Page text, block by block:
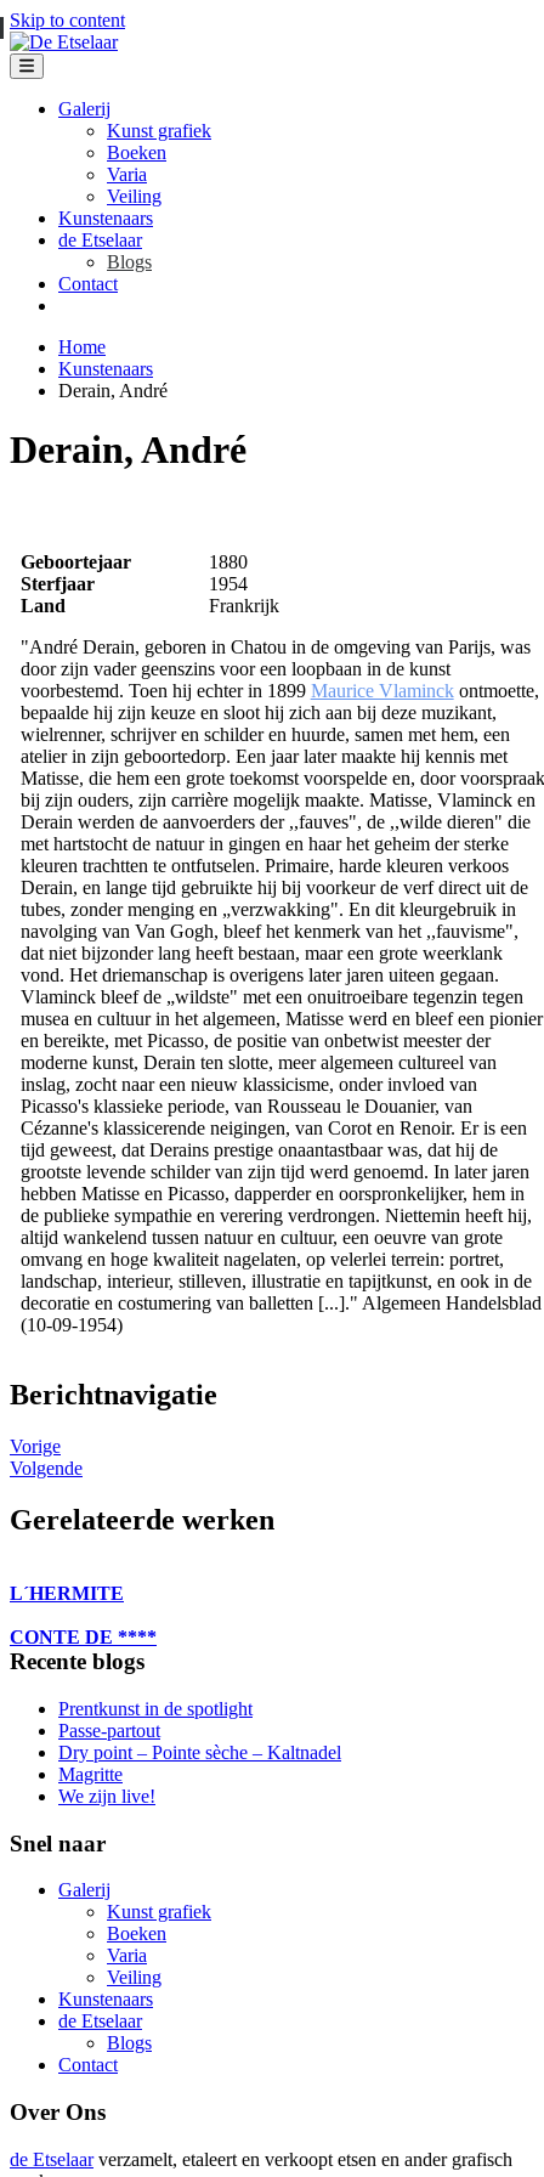
Skip to content
Galerij
Kunst grafiek
Boeken
Varia
Veiling
Kunstenaars
de Etselaar
Blogs
Contact
Home
Kunstenaars
Derain, André
Derain, André
Geboortejaar
1880
Sterfjaar
1954
Land
Frankrijk
"André Derain, geboren in Chatou in de omgeving van Parijs, was
door zijn vader geenszins voor een loopbaan in de kunst
voorbestemd. Toen hij echter in 1899 Maurice Vlaminckontmoette,
bepaalde hij zijn keuze en sloot hij zich aan bij deze muzikant,
wielrenner, schrijver en schilder en huurde, samen met hem, een
atelier in zijn geboortedorp. Een jaar later maakte hij kennis met
Matisse, die hem een grote toekomst voorspelde en, door voorspraak
bij zijn ouders, zijn carrière mogelijk maakte. Matisse, Vlaminck en
Derain werden de aanvoerders der ,,fauves", de ,,wilde dieren" die
met hartstocht de natuur in gingen en haar het geheim der sterke
kleuren trachtten te ontfutselen. Primaire, harde kleuren verkoos
Derain, en lange tijd gebruikte hij bij voorkeur de verf direct uit de
tubes, zonder menging en „verzwakking". En dit kleurgebruik in
navolging van Van Gogh, bleef het kenmerk van het ,,fauvisme",
dat niet bijzonder lang heeft bestaan, maar een grote weerklank
vond. Het driemanschap is overigens later jaren uiteen gegaan.
Vlaminck bleef de „wildste" met een onuitroeibare tegenzin tegen
musea en cultuur in het algemeen, Matisse werd en bleef een pionier
en bereikte, met Picasso, de positie van onbetwist meester der
moderne kunst, Derain ten slotte, meer algemeen cultureel van
inslag, zocht naar een nieuw klassicisme, onder invloed van
Picasso's klassieke periode, van Rousseau le Douanier, van
Cézanne's klassicerende neigingen, van Corot en Renoir. Er is een
tijd geweest, dat Derains prestige onaantastbaar was, dat hij de
grootste levende schilder van zijn tijd werd genoemd. In later jaren
hebben Matisse en Picasso, dapperder en oorspronkelijker, hem in
de publieke sympathie en verering verdrongen. Niettemin heeft hij,
altijd wankelend tussen natuur en cultuur, een oeuvre van grote
omvang en hoge kwaliteit nagelaten, op velerlei terrein: portret,
landschap, interieur, stilleven, illustratie en tapijtkunst, en ook in de
decoratie en costumering van balletten [...]." Algemeen Handelsblad
(10-09-1954)
Berichtnavigatie
Vorige
Volgende
Gerelateerde werken
L´HERMITE
CONTE DE ****
Recente blogs
Prentkunst in de spotlight
Passe-partout
Dry point – Pointe sèche – Kaltnadel
Magritte
We zijn live!
Snel naar
Galerij
Kunst grafiek
Boeken
Varia
Veiling
Kunstenaars
de Etselaar
Blogs
Contact
Over Ons
de Etselaarverzamelt, etaleert en verkoopt etsen en ander grafisch